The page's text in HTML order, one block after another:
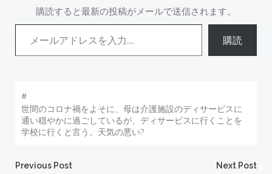
購読すると最新の投稿がメールで送信されます。
メールアドレスを入力...
購読
#
世間のコロナ禍をよそに、母は介護施設のディサービスに
通い穏やかに過ごしているが、ディサービスに行くことを
学校に行くと言う。天気の悪い?
Previous Post Next Post